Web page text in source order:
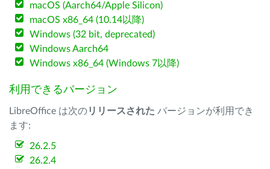
macOS (Aarch64/Apple Silicon)
macOS x86_64 (10.14以降)
Windows (32 bit, deprecated)
Windows Aarch64
Windows x86_64 (Windows 7以降)
利用できるバージョン
LibreOffice は次のリリースされた バージョンが利用でき
ます:
26.2.5
26.2.4